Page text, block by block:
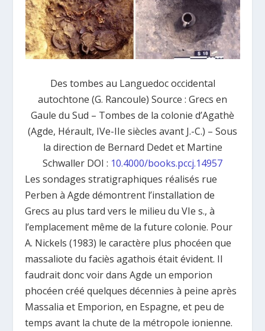
Des tombes au Languedoc occidental
autochtone (G. Rancoule) Source : Grecs en
Gaule du Sud – Tombes de la colonie d’Agathè
(Agde, Hérault, IVe-IIe siècles avant J.-C.) – Sous
la direction de Bernard Dedet et Martine
Schwaller DOI : 10.4000/books.pccj.14957
Les sondages stratigraphiques réalisés rue
Perben à Agde démontrent l’installation de
Grecs au plus tard vers le milieu du VIe s., à
l’emplacement même de la future colonie. Pour
A. Nickels (1983) le caractère plus phocéen que
massaliote du faciès agathois était évident. Il
faudrait donc voir dans Agde un emporion
phocéen créé quelques décennies à peine après
Massalia et Emporion, en Espagne, et peu de
temps avant la chute de la métropole ionienne.